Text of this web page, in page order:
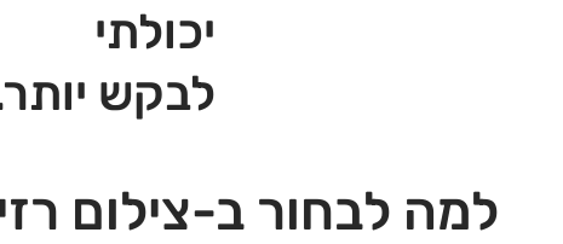
יכולתי
לבקש
למה לבחור ב-צילום